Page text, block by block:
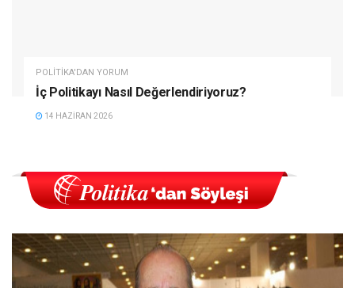
POLITIKA'DAN YORUM
İç Politikayı Nasıl Değerlendiriyoruz?
14 HAZIRAN 2026